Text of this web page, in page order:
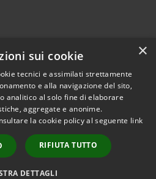
Copyright © 2026 • Città di
Noto • Powered by
Municipium•
Accesso
redazione
×
sui cookie
tecnici e assimilati strettamente
e alla navigazione del sito,
analitico al solo fine di elaborare
aggregate e anonime.
la cookie policy al seguente link
RIFIUTA TUTTO
DETTAGLI